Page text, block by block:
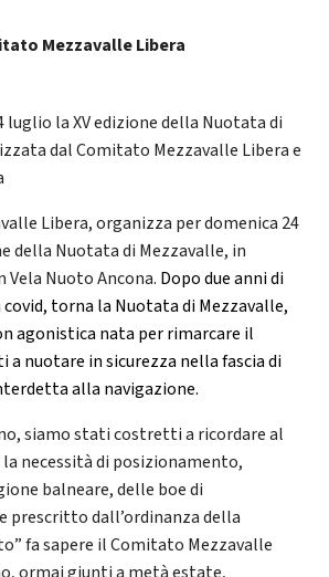
Mezzavalle Libera
luglio la XV edizione della Nuotata di
dal Comitato Mezzavalle Libera e
Libera, organizza per domenica 24
della Nuotata di Mezzavalle, in
Nuoto Ancona. Dopo due anni di
torna la Nuotata di Mezzavalle,
agonistica nata per rimarcare il
nuotare in sicurezza nella fascia di
alla navigazione.
siamo stati costretti a ricordare al
la necessità di posizionamento,
balneare, delle boe di
prescritto dall’ordinanza della
fa sapere il Comitato Mezzavalle